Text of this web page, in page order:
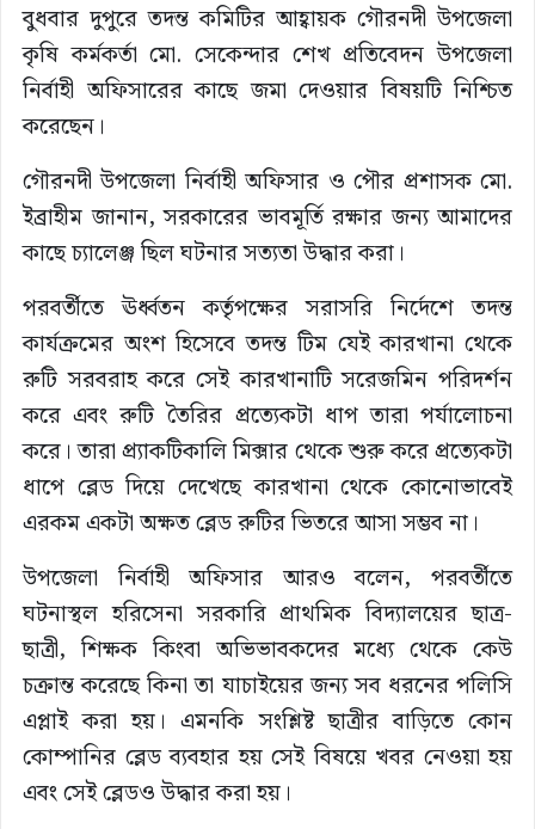
বুধবার দুপুরে তদন্ত কমিটির আহ্বায়ক গৌরনদী উপজেলা
কৃষি কর্মকর্তা মো. সেকেন্দার শেখ প্রতিবেদন উপজেলা
নির্বাহী অফিসারের কাছে জমা দেওয়ার বিষয়টি নিশ্চিত
করেছেন।
গৌরনদী উপজেলা নির্বাহী অফিসার ও পৌর প্রশাসক মো.
ইব্রাহীম জানান, সরকারের ভাবমূর্তি রক্ষার জন্য আমাদের
কাছে চ্যালেঞ্জ ছিল ঘটনার সত্যতা উদ্ধার করা।
পরবর্তীতে ঊর্ধ্বতন কর্তৃপক্ষের সরাসরি নির্দেশে তদন্ত
কার্যক্রমের অংশ হিসেবে তদন্ত টিম যেই কারখানা থেকে
রুটি সরবরাহ করে সেই কারখানাটি সরেজমিন পরিদর্শন
করে এবং রুটি তৈরির প্রত্যেকটা ধাপ তারা পর্যালোচনা
করে। তারা প্র্যাকটিকালি মিক্সার থেকে শুরু করে প্রত্যেকটা
ধাপে ব্লেড দিয়ে দেখেছে কারখানা থেকে কোনোভাবেই
এরকম একটা অক্ষত ব্লেড রুটির ভিতরে আসা সম্ভব না।
উপজেলা নির্বাহী অফিসার আরও বলেন, পরবর্তীতে
ঘটনাস্থল হরিসেনা সরকারি প্রাথমিক বিদ্যালয়ের ছাত্র-
ছাত্রী, শিক্ষক কিংবা অভিভাবকদের মধ্যে থেকে কেউ
চক্রান্ত করেছে কিনা তা যাচাইয়ের জন্য সব ধরনের পলিসি
এপ্লাই করা হয়। এমনকি সংশ্লিষ্ট ছাত্রীর বাড়িতে কোন
কোম্পানির ব্লেড ব্যবহার হয় সেই বিষয়ে খবর নেওয়া হয়
এবং সেই ব্লেডও উদ্ধার করা হয়।